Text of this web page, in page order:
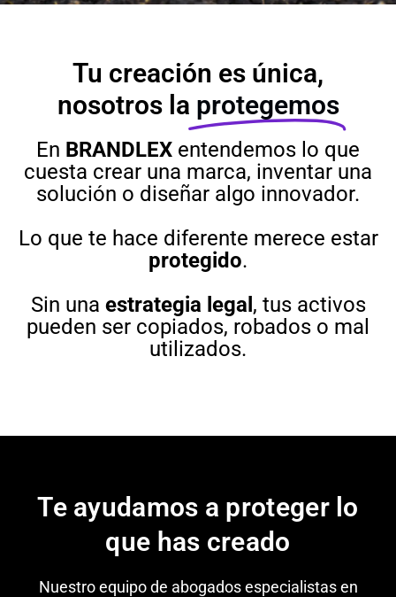
Tu creación es única,
nosotros la protegemos
En BRANDLEX entendemos lo que
cuesta crear una marca, inventar una
solución o diseñar algo innovador.
Lo que te hace diferente merece estar
protegido.
Sin una estrategia legal, tus activos
pueden ser copiados, robados o mal
utilizados.
Te ayudamos a proteger lo
que has creado
Nuestro equipo de abogados especialistas en